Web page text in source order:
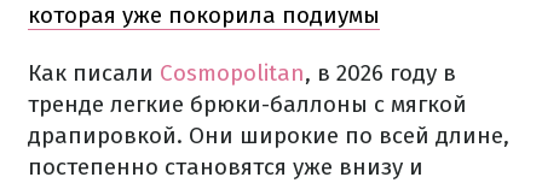
которая уже покорила подиумы
Как писали Cosmopolitan, в 2026 году в
тренде легкие брюки-баллоны с мягкой
драпировкой. Они широкие по всей длине,
постепенно становятся уже внизу и